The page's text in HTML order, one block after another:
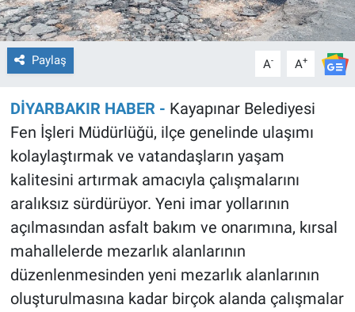
Paylaş A- A+
DİYARBAKIR HABER - Kayapınar Belediyesi
Fen İşleri Müdürlüğü, ilçe genelinde ulaşımı
kolaylaştırmak ve vatandaşların yaşam
kalitesini artırmak amacıyla çalışmalarını
aralıksız sürdürüyor. Yeni imar yollarının
açılmasından asfalt bakım ve onarımına, kırsal
mahallelerde mezarlık alanlarının
düzenlenmesinden yeni mezarlık alanlarının
oluşturulmasına kadar birçok alanda çalışmalar
TEKNOLOJİ